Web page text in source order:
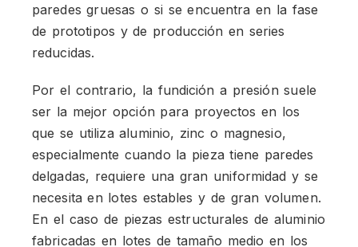
paredes gruesas o si se encuentra en la fase
de prototipos y de producción en series
reducidas.
Por el contrario, la fundición a presión suele
ser la mejor opción para proyectos en los
que se utiliza aluminio, zinc o magnesio,
especialmente cuando la pieza tiene paredes
delgadas, requiere una gran uniformidad y se
necesita en lotes estables y de gran volumen.
En el caso de piezas estructurales de aluminio
fabricadas en lotes de tamaño medio en los